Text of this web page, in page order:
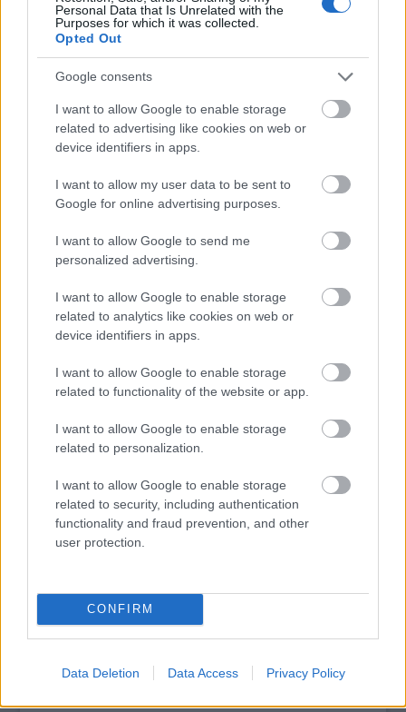
Personal Data that Is Unrelated with the
Purposes for which it was collected.
Opted Out
Google consents
I want to allow Google to enable storage
related to advertising like cookies on web or
device identifiers in apps.
I want to allow my user data to be sent to
Google for online advertising purposes.
I want to allow Google to send me
personalized advertising.
I want to allow Google to enable storage
related to analytics like cookies on web or
device identifiers in apps.
I want to allow Google to enable storage
related to functionality of the website or app.
I want to allow Google to enable storage
related to personalization.
I want to allow Google to enable storage
related to security, including authentication
functionality and fraud prevention, and other
user protection.
CONFIRM
Data Deletion Data Access Privacy Policy
mindenkinek, aki szeret könnyedén és
nevetősen mélyrepülni az emberi természet
sötét bugyraiban. Vagy azoknak, akik felnőtt
fejjel még nem voltak a Bábszínházban – már
elballagni az Andrássy útra, de ehhez
mindenképpen együnk egy ishlert a büfében
előadás előtt. Vagy utána, amíg a ruhatáros
néni nem ismeri ki magát a felnőtt kabátok
között.
Mert Pierre Anthonnak nincs igaza –
legalábbis ez az előadás nem semmi.
SZÍNHÁZ, ZENE, TERMÉSZET: ÖSSZMŰVÉSZETI
ÜNNEP A DUNAKANYAR SZÍVÉBEN